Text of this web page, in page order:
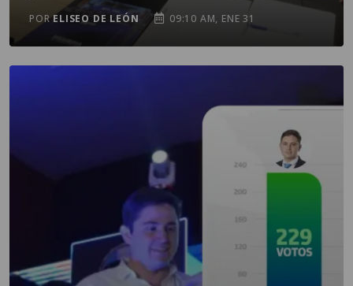
PORELISEO DE LEÓN 09:10 AM, ENE 31